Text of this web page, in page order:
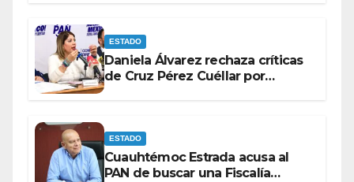
ESTADO
Daniela Álvarez rechaza críticas
de Cruz Pérez Cuéllar por
ESTADO
Cuauhtémoc Estrada acusa al
PAN de buscar una Fiscalía